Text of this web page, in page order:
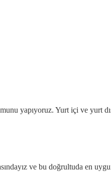
yapıyoruz. Yurt içi ve yurt
ve bu doğrultuda en